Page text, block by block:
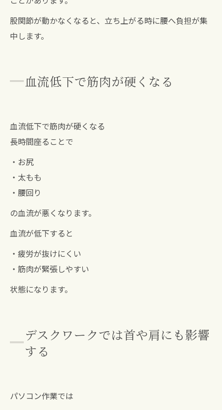
股関節が動かなくなると、立ち上がる時に腰へ負担が集
中します。
血流低下で筋肉が硬くなる
血流低下で筋肉が硬くなる
長時間座ることで
・お尻
・太もも
・腰回り
の血流が悪くなります。
血流が低下すると
・疲労が抜けにくい
・筋肉が緊張しやすい
状態になります。
デスクワークでは首や肩にも影響
する
パソコン作業では